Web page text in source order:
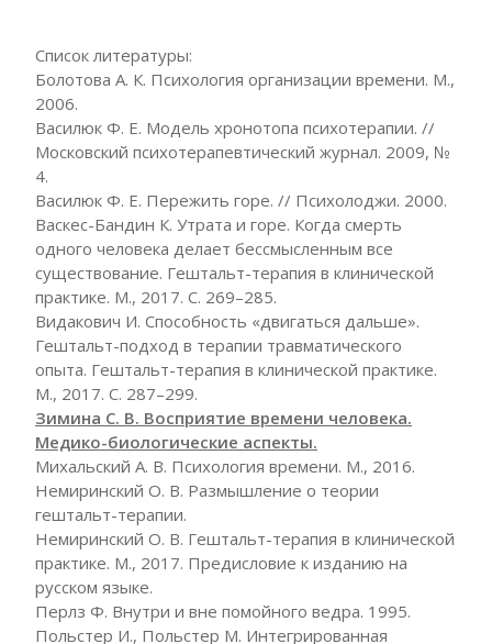
Список литературы:
Болотова А. К. Психология организации времени. М.,
2006.
Василюк Ф. Е. Модель хронотопа психотерапии. //
Московский психотерапевтический журнал. 2009, №
4.
Василюк Ф. Е. Пережить горе. // Психолоджи. 2000.
Васкес-Бандин К. Утрата и горе. Когда смерть
одного человека делает бессмысленным все
существование. Гештальт-терапия в клинической
практике. М., 2017. С. 269–285.
Видакович И. Способность «двигаться дальше».
Гештальт-подход в терапии травматического
опыта. Гештальт-терапия в клинической практике.
М., 2017. С. 287–299.
Зимина С. В. Восприятие времени человека.
Медико-биологические аспекты.
Михальский А. В. Психология времени. М., 2016.
Немиринский О. В. Размышление о теории
гештальт-терапии.
Немиринский О. В. Гештальт-терапия в клинической
практике. М., 2017. Предисловие к изданию на
русском языке.
Перлз Ф. Внутри и вне помойного ведра. 1995.
Польстер И., Польстер М. Интегрированная